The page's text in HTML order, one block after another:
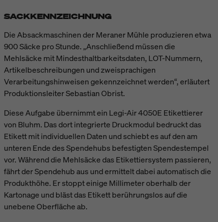
SACKKENNZEICHNUNG
Die Absackmaschinen der Meraner Mühle produzieren etwa
900 Säcke pro Stunde. „Anschließend müssen die
Mehlsäcke mit Mindesthaltbarkeitsdaten, LOT-Nummern,
Artikelbeschreibungen und zweisprachigen
Verarbeitungshinweisen gekennzeichnet werden“, erläutert
Produktionsleiter Sebastian Obrist.
Diese Aufgabe übernimmt ein Legi-Air 4050E Etikettierer
von Bluhm. Das dort integrierte Druckmodul bedruckt das
Etikett mit individuellen Daten und schiebt es auf den am
unteren Ende des Spendehubs befestigten Spendestempel
vor. Während die Mehlsäcke das Etikettiersystem passieren,
fährt der Spendehub aus und ermittelt dabei automatisch die
Produkthöhe. Er stoppt einige Millimeter oberhalb der
Kartonage und bläst das Etikett berührungslos auf die
unebene Oberfläche ab.